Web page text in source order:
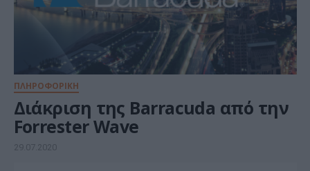
ΠΛΗΡΟΦΟΡΙΚΗ
Διάκριση της Barracuda από την
Forrester Wave
29.07.2020